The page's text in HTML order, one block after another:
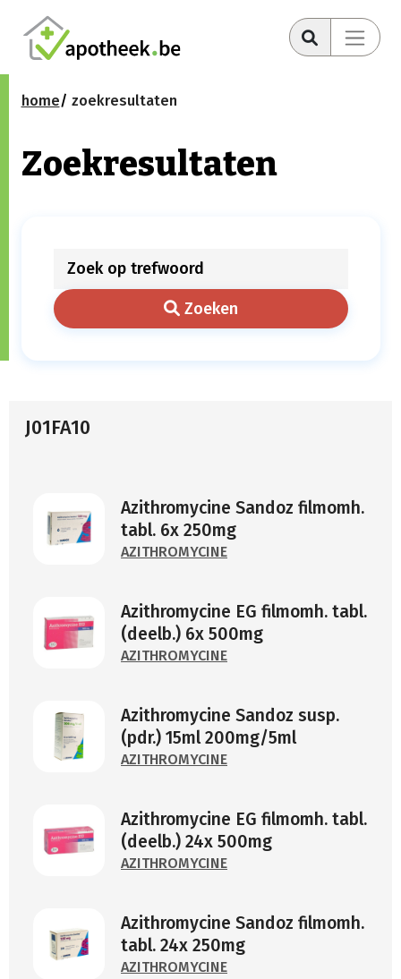
home zoekresultaten
Zoekresultaten
Zoeken
J01FA10
Azithromycine Sandoz filmomh.
tabl. 6x 250mg
AZITHROMYCINE
Azithromycine EG filmomh. tabl.
(deelb.) 6x 500mg
AZITHROMYCINE
Azithromycine Sandoz susp.
(pdr.) 15ml 200mg/5ml
AZITHROMYCINE
Azithromycine EG filmomh. tabl.
(deelb.) 24x 500mg
AZITHROMYCINE
Azithromycine Sandoz filmomh.
tabl. 24x 250mg
AZITHROMYCINE